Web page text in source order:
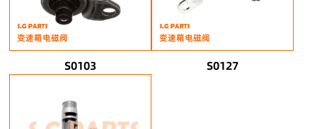
变速箱电磁阀
S0103
变速箱电磁阀
S0127